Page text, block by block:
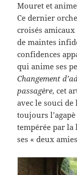
Mouret et
Ce dernier
croisés
de maintes
confidences
qui anime ses
Changement
passagère, cet
avec le souci
toujours
tempérée par la
ses « deux